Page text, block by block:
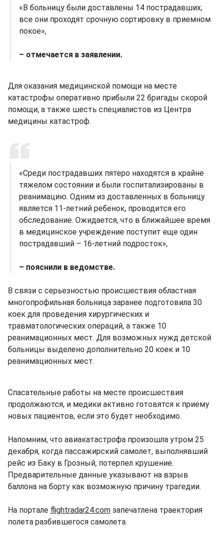
«В больницу были доставлены 14 пострадавших,
все они проходят срочную сортировку в приемном
покое»,
– отмечается в заявлении.
Для оказания медицинской помощи на месте
катастрофы оперативно прибыли 22 бригады скорой
помощи, а также шесть специалистов из Центра
медицины катастроф.
«Среди пострадавших пятеро находятся в крайне
тяжелом состоянии и были госпитализированы в
реанимацию. Одним из доставленных в больницу
является 11-летний ребенок, проводится его
обследование. Ожидается, что в ближайшее время
в медицинское учреждение поступит еще один
пострадавший – 16-летний подросток»,
– пояснили в ведомстве.
В связи с серьезностью происшествия областная
многопрофильная больница заранее подготовила 30
коек для проведения хирургических и
травматологических операций, а также 10
реанимационных мест. Для возможных нужд детской
больницы выделено дополнительно 20 коек и 10
реанимационных мест.
Спасательные работы на месте происшествия
продолжаются, и медики активно готовятся к приему
новых пациентов, если это будет необходимо.
Напомним, что авиакатастрофа произошла утром 25
декабря, когда пассажирский самолет, выполнявший
рейс из Баку в Грозный, потерпел крушение.
Предварительные данные указывают на взрыв
баллона на борту как возможную причину трагедии.
На портале flightradar24.com запечатлена траектория
полета разбившегося самолета.